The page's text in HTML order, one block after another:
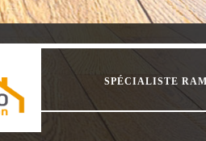
SPÉCIALISTE